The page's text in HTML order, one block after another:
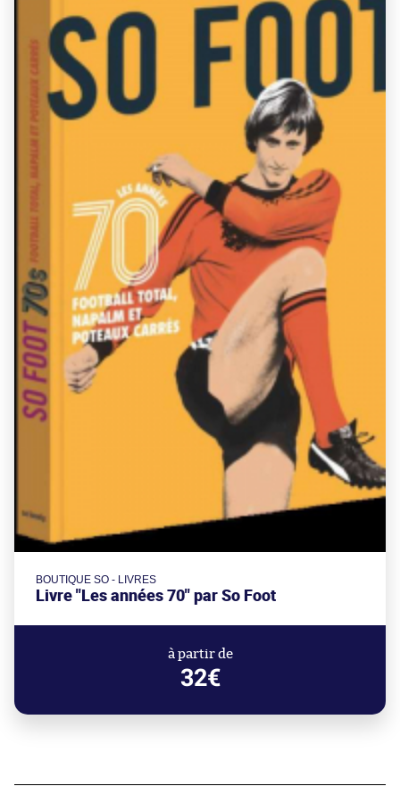
BOUTIQUE SO - LIVRES
Livre "Les années 70" par So Foot
à partir de
32€